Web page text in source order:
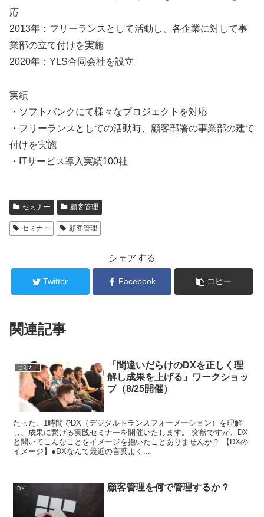
応
2013年：フリーランスとして活動し、各企業に対して事
業部の立て付けを実施
2020年：YLS合同会社を設立
実績
・ソフトバンクにて様々なプロジェクトを対応
・フリーランスとしての活動時、顧客部署の事業部の建て
付けを実施
・ITサービス導入実績100社
セミナー 顧客管理
セミナー 顧客管理
シェアする
Twitter Facebook コピー
関連記事
セミナー
「間違いだらけのDXを正しく理
解し成果を上げる」ワークショッ
プ（8/25開催）
たった、1時間でDX（デジタルトランスフォーメーション）を理解
し、成果に繋げる実践セミナーを開催いたします。 突然ですが、DX
と聞いてこんなことをイメージを抱いたことありませんか？ 【DXの
イメージ】●DXなんて最近の言葉よく...
DX 顧客管理を何で管理するか？